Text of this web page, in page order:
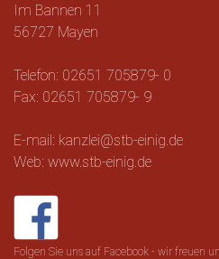
Im Bannen 11
56727 Mayen
Telefon: 02651 705879- 0
Fax: 02651 705879- 9
E-mail: kanzlei@stb-einig.de
Web: www.stb-einig.de
Folgen Sie uns auf Facebook - wir freuen